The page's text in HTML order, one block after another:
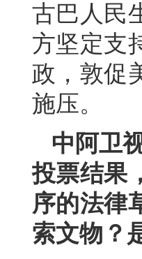
古巴人民
方坚定支
政，敦促
施压。
中阿卫
投票结果
序的法律
索文物？